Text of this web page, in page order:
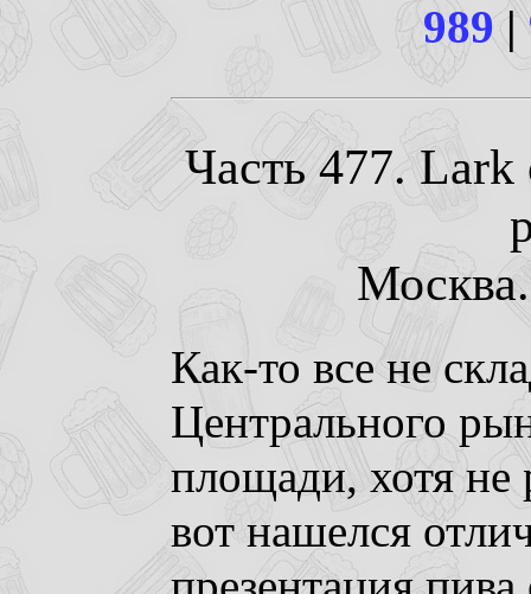
989|
Часть 477.
Как-то все не
Центрального
площади, хотя
вот нашелся